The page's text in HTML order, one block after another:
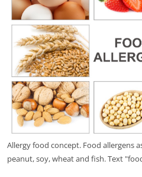
Allergy food concept. Food allergens
peanut, soy, wheat and fish. Text